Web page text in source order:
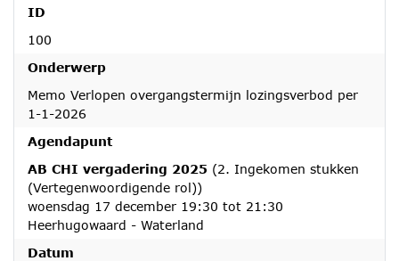
ID
100
Onderwerp
Memo Verlopen overgangstermijn lozingsverbod per
1-1-2026
Agendapunt
AB CHI vergadering 2025 (2. Ingekomen stukken
(Vertegenwoordigende rol))
woensdag 17 december 19:30 tot 21:30
Heerhugowaard - Waterland
Datum